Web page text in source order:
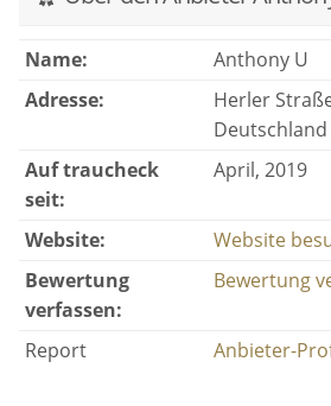
Bewertung
Bewertung
Report Anbieter-
Partner mit denen
zusammenarbeitet
alida traut.